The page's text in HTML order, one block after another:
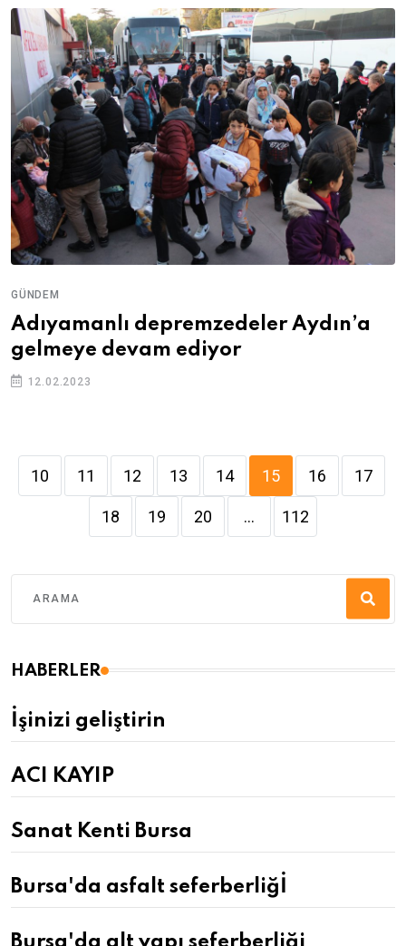
GÜNDEM
Adıyamanlı depremzedeler Aydın’a
gelmeye devam ediyor
12.02.2023
10 11 12 13 14 15 16 17
18 19 20 ... 112
HABERLER
İşinizi geliştirin
ACI KAYIP
Sanat Kenti Bursa
Bursa'da asfalt seferberliğİ